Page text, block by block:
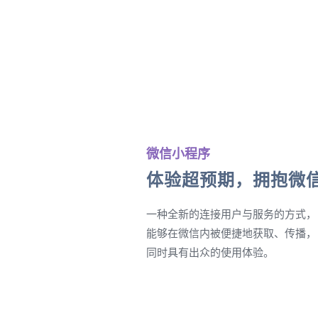
微信小程序
体验超预期，拥抱微
一种全新的连接用户与服务的方式，
能够在微信内被便捷地获取、传播，
同时具有出众的使用体验。